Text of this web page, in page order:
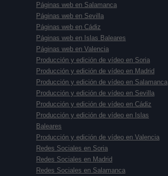
Páginas web en Salamanca
Páginas web en Sevilla
Páginas web en Cádiz
Páginas web en Islas Baleares
Páginas web en Valencia
Producción y edición de vídeo en Soria
Producción y edición de vídeo en Madrid
Producción y edición de vídeo en Salamanca
Producción y edición de vídeo en Sevilla
Producción y edición de vídeo en Cádiz
Producción y edición de vídeo en Islas
Baleares
Producción y edición de vídeo en Valencia
Redes Sociales en Soria
Redes Sociales en Madrid
Redes Sociales en Salamanca